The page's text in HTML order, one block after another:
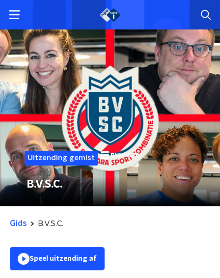
Uitzending gemist
B.V.S.C.
Gids B.V.S.C.
Speel uitzending af